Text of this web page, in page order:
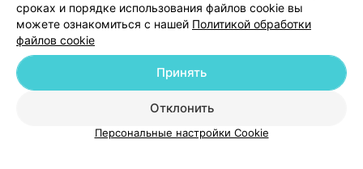
Добавить специалиста
Новости проекта
Размещение рекламы
Медицинский маркетинг
Публичный договор
сроках и порядке использования файлов cookie вы
можете ознакомиться с нашей Политикой обработки
файлов cookie
Отклонить
Принять
Персональные настройки Cookie